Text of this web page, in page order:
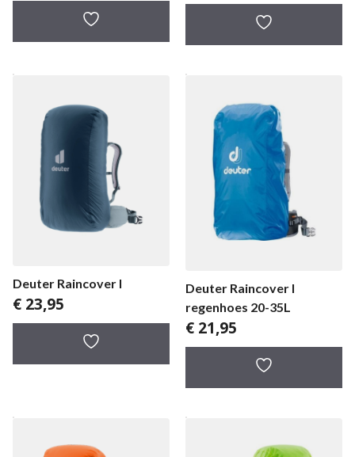
Deuter Raincover I
€ 23,95
Deuter Raincover I
regenhoes 20-35L
€ 21,95